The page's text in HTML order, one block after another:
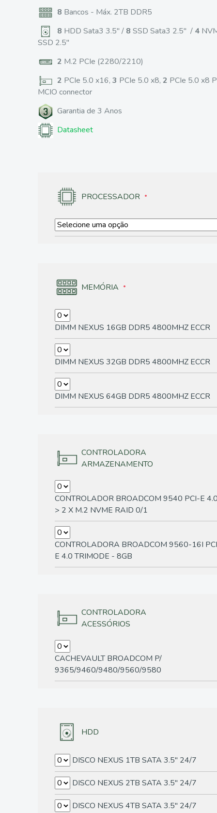
8 Bancos - Máx. 2TB DDR5
8 HDD Sata3 3.5" / 8 SSD Sata3 2.5" / 4
SSD 2.5"
2 M.2 PCIe (2280/2210)
2 PCIe 5.0 x16, 3 PCIe 5.0 x8, 2 PCIe 5.0 x8
MCIO connector
Garantia de 3 Anos
Datasheet
PROCESSADOR
MEMÓRIA
DIMM NEXUS 16GB DDR5 4800MHZ ECCR
DIMM NEXUS 32GB DDR5 4800MHZ ECCR
DIMM NEXUS 64GB DDR5 4800MHZ ECCR
CONTROLADORA
ARMAZENAMENTO
CONTROLADOR BROADCOM 9540 PCI-E
> 2 X M.2 NVME RAID 0/1
CONTROLADORA BROADCOM 9560-16I
E 4.0 TRIMODE - 8GB
CONTROLADORA
ACESSÓRIOS
CACHEVAULT BROADCOM P/
9365/9460/9480/9560/9580
HDD
DISCO NEXUS 1TB SATA 3.5" 24/7
DISCO NEXUS 2TB SATA 3.5" 24/7
DISCO NEXUS 4TB SATA 3.5" 24/7